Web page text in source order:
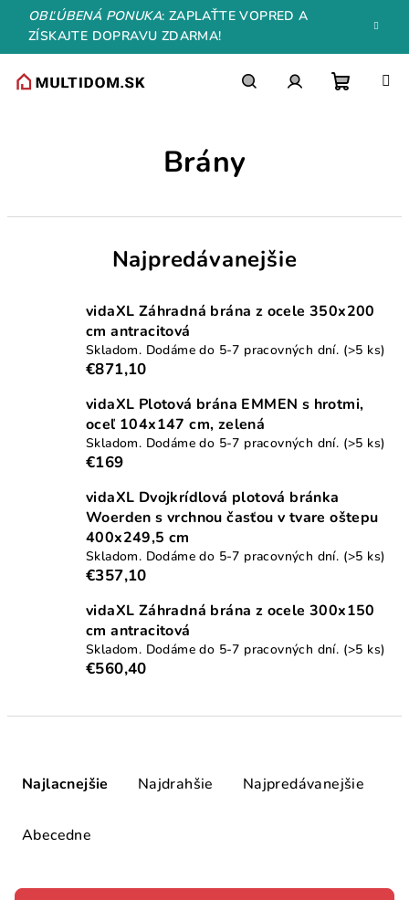
Prejsť
obsah
OBĽÚBENÁ PONUKA: ZAPLAŤTE VOPRED A
ZÍSKAJTE DOPRAVU ZDARMA!
Brány
Najpredávanejšie
vidaXL Záhradná brána z ocele 350x200
cm antracitová
Skladom. Dodáme do 5-7 pracovných dní. (>5 ks)
€871,10
vidaXL Plotová brána EMMEN s hrotmi,
oceľ 104x147 cm, zelená
Skladom. Dodáme do 5-7 pracovných dní. (>5 ks)
€169
vidaXL Dvojkrídlová plotová bránka
Woerden s vrchnou časťou v tvare oštepu
400x249,5 cm
Skladom. Dodáme do 5-7 pracovných dní. (>5 ks)
€357,10
vidaXL Záhradná brána z ocele 300x150
cm antracitová
Skladom. Dodáme do 5-7 pracovných dní. (>5 ks)
€560,40
Najlacnejšie Najdrahšie Najpredávanejšie
Abecedne